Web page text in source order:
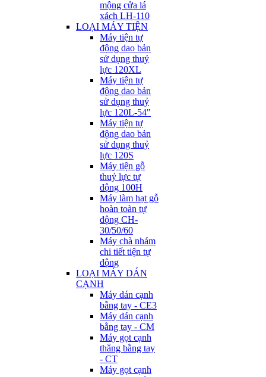
mộng cửa lá
xách LH-110
LOẠI MÁY TIỆN
Máy tiện tự
động dao bản
sử dụng thuỷ
lực 120XL
Máy tiện tự
động dao bản
sử dụng thuỷ
lực 120L-54"
Máy tiện tự
động dao bản
sử dụng thuỷ
lực 120S
Máy tiện gỗ
thuỷ lực tự
động 100H
Máy làm hạt gỗ
hoàn toàn tự
động CH-
30/50/60
Máy chà nhám
chi tiết tiện tự
động
LOẠI MÁY DÁN
CẠNH
Máy dán cạnh
bằng tay - CE3
Máy dán cạnh
bằng tay - CM
Máy gọt cạnh
thẳng bằng tay
- CT
Máy gọt cạnh